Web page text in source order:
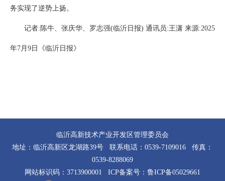
务实现了逆势上扬。
记者:陈牛、张庆华、罗志强(临沂日报) 通讯员:王潇 来源:2025
年7月9日《临沂日报》
临沂高新技术产业开发区管理委员会
地址：临沂高新区龙湖路39号 联系电话：0539-7109016 传真：
0539-8288069
网站标识码：3713900001 ICP备案号： 鲁ICP备05029661